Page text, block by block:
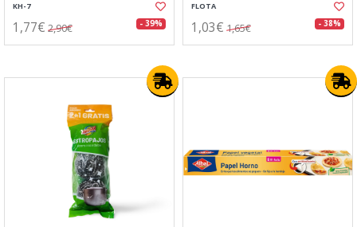
KH-7
1,77€ 2,90€ - 39%
FLOTA
1,03€ 1,65€ - 38%